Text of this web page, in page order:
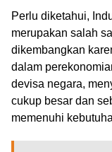
Perlu diketahui,
merupakan salah
dikembangkan
dalam
devisa negara,
cukup besar dan
memenuhi